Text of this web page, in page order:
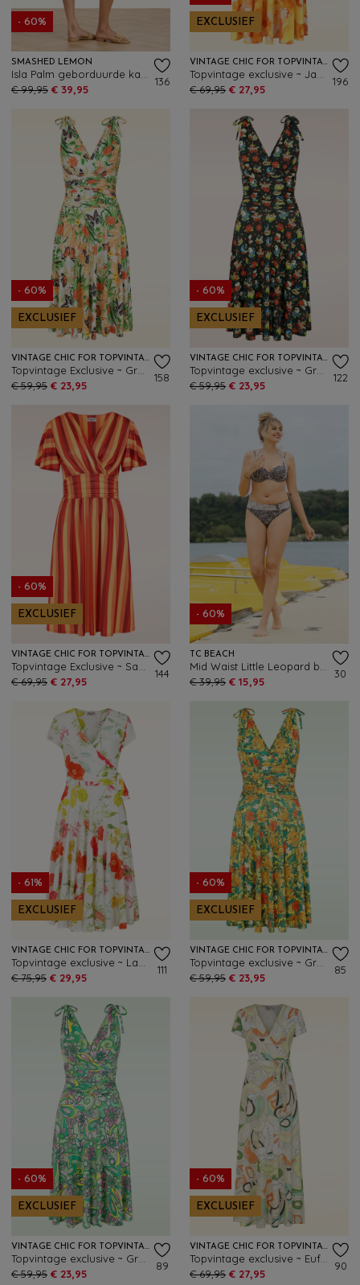
- 60%
SMASHED LEMON
€ 99,95 € 39,95
136
EXCLUSIEF
VINTAGE CHIC FOR TOPVINTAGE
€ 69,95 € 27,95
196
- 60%
EXCLUSIEF
VINTAGE CHIC FOR TOPVINTAGE
€ 59,95 € 23,95
158
- 60%
EXCLUSIEF
VINTAGE CHIC FOR TOPVINTAGE
€ 59,95 € 23,95
122
- 60%
EXCLUSIEF
VINTAGE CHIC FOR TOPVINTAGE
€ 69,95 € 27,95
144
- 60%
TC BEACH
€ 39,95 € 15,95
30
- 61%
EXCLUSIEF
VINTAGE CHIC FOR TOPVINTAGE
€ 75,95 € 29,95
111
- 60%
EXCLUSIEF
VINTAGE CHIC FOR TOPVINTAGE
€ 59,95 € 23,95
85
- 60%
EXCLUSIEF
VINTAGE CHIC FOR TOPVINTAGE
€ 59,95 € 23,95
89
- 60%
EXCLUSIEF
VINTAGE CHIC FOR TOPVINTAGE
€ 69,95 € 27,95
90